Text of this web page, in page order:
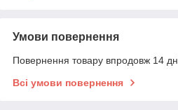
Умови повернення
Повернення товару впродовж 14
Всі умови повернення